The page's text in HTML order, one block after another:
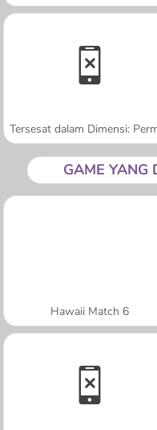
GAME YANG
Hawaii Match 6